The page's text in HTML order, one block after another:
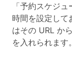
「予約スケジ
時間を設定して
はその URL か
を入れられます。